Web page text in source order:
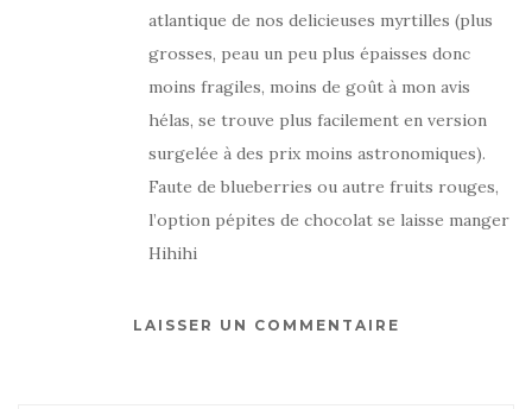
atlantique de nos delicieuses myrtilles (plus
grosses, peau un peu plus épaisses donc
moins fragiles, moins de goût à mon avis
hélas, se trouve plus facilement en version
surgelée à des prix moins astronomiques).
Faute de blueberries ou autre fruits rouges,
l’option pépites de chocolat se laisse manger
Hihihi
LAISSER UN COMMENTAIRE